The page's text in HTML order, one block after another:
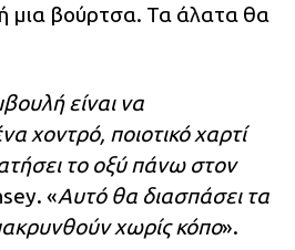
μια βούρτσα. Τα άλατα θα
είναι να
χοντρό, ποιοτικό χαρτί
το οξύ πάνω στον
«Αυτό θα διασπάσει τα
χωρίς κόπο».